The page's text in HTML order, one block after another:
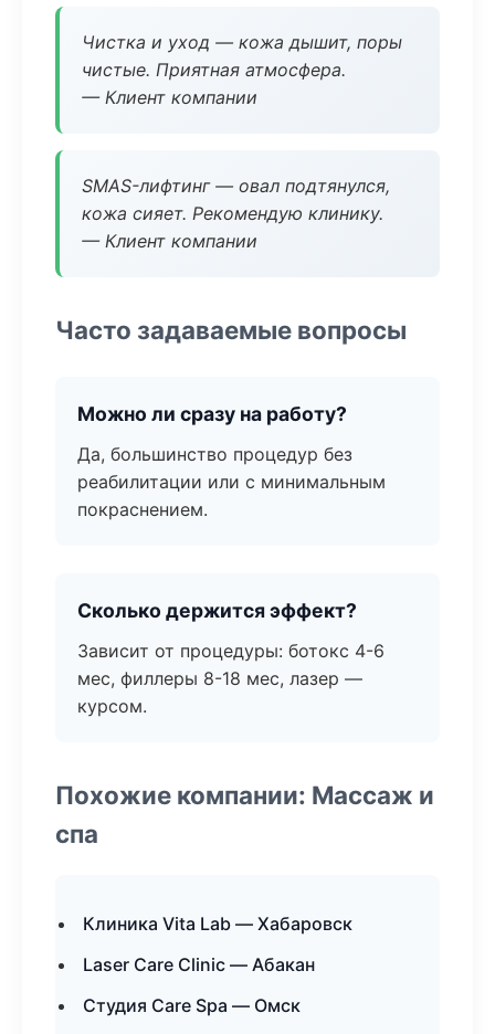
Чистка и уход — кожа дышит, поры
чистые. Приятная атмосфера.
— Клиент компании
SMAS-лифтинг — овал подтянулся,
кожа сияет. Рекомендую клинику.
— Клиент компании
Часто задаваемые вопросы
Можно ли сразу на работу?
Да, большинство процедур без
реабилитации или с минимальным
покраснением.
Сколько держится эффект?
Зависит от процедуры: ботокс 4-6
мес, филлеры 8-18 мес, лазер —
курсом.
Похожие компании: Массаж и
спа
Клиника Vita Lab — Хабаровск
Laser Care Clinic — Абакан
Студия Care Spa — Омск